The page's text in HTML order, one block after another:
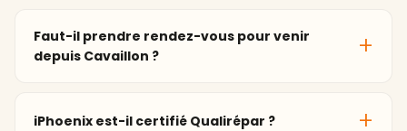
Faut-il prendre rendez-vous pour venir
depuis Cavaillon ?
iPhoenix est-il certifié Qualirépar ?